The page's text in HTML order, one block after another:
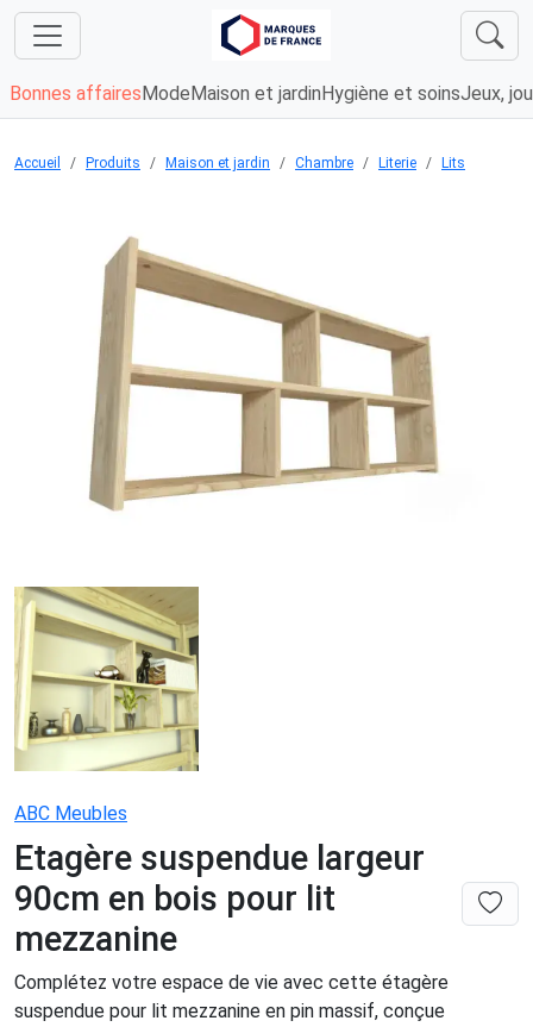
Bonnes affaires Mode Maison et jardin Hygiène et soinsJeux,
Accueil Produits Maison et jardin Chambre Literie Lits
ABC Meubles
Etagère suspendue largeur
90cm en bois pour lit
mezzanine
Complétez votre espace de vie avec cette étagère
suspendue pour lit mezzanine en pin massif, conçue